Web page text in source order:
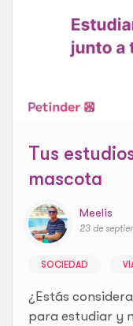
Tus
mascota
Meelis
23 de
SOCIEDAD
¿Estás
para estudiar y